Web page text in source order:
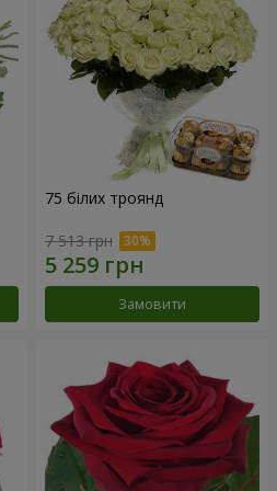
75 білих троянд
7 513 грн
Замовити